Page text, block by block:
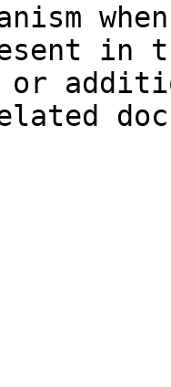
in